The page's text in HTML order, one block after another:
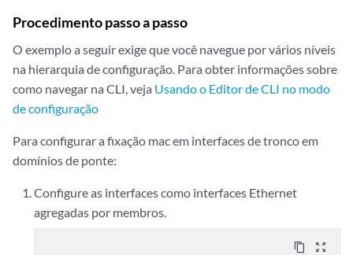
set interfaces ae3 unit 0 family bridge vlan-id-list 1-5
set bridge-domains BD_Trunk_all bridge-options mac-table-size 1048575
set bridge-domains BD_Trunk_all bridge-options interface ae1.0
set bridge-domains BD_Trunk_all bridge-options interface ae2.0
set bridge-domains BD_Trunk_all bridge-options interface ae3.0
set switch-options interface ae1.0 mac-pinning
set switch-options interface ae2.0 interface-mac-limit 131000
set switch-options interface ae3.0 interface-mac-limit 131000
set switch-options interface ae3.0 mac-pinning
Procedimento passo a passo
O exemplo a seguir exige que você navegue por vários níveis
na hierarquia de configuração. Para obter informações sobre
como navegar na CLI, veja Usando o Editor de CLI no modo
de configuração
Para configurar a fixação mac em interfaces de tronco em
domínios de ponte:
Configure as interfaces como interfaces Ethernet
agregadas por membros.
content_copy zoom_out_map